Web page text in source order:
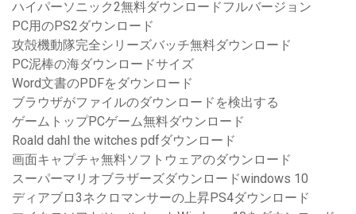
ハイパーソニック2無料ダウンロードフルバージョン
PC用のPS2ダウンロード
攻殻機動隊完全シリーズバッチ無料ダウンロード
PC泥棒の海ダウンロードサイズ
Word文書のPDFをダウンロード
ブラウザがファイルのダウンロードを検出する
ゲームトップPCゲーム無料ダウンロード
Roald dahl the witches pdfダウンロード
画面キャプチャ無料ソフトウェアのダウンロード
スーパーマリオブラザーズダウンロードwindows 10
ディアブロ3ネクロマンサーの上昇PS4ダウンロード